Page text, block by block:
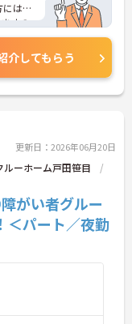
は、
すの
介してもらう
更新日：2026年06月20日
ーホーム戸田笹目
がい者グルー
＜パート／夜勤